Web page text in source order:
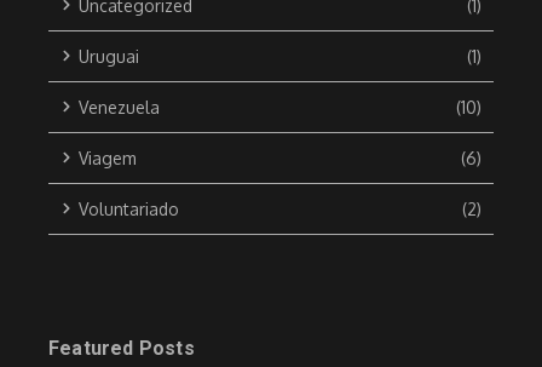
Uncategorized (1)
Uruguai (1)
Venezuela (10)
Viagem (6)
Voluntariado (2)
Featured Posts